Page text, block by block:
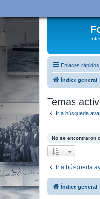
Enlaces rápidos
Índice general
Temas
Ir a búsqueda
No se encontraron
Ir a búsqueda
Índice general